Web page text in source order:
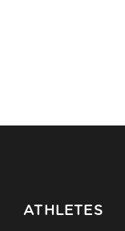
ATHLETES